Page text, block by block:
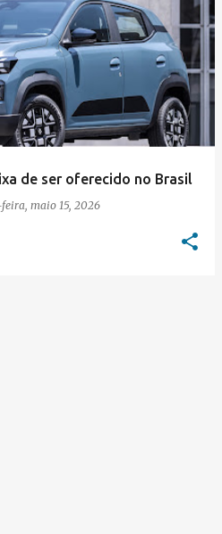
de ser oferecido no Brasil
maio 15, 2026